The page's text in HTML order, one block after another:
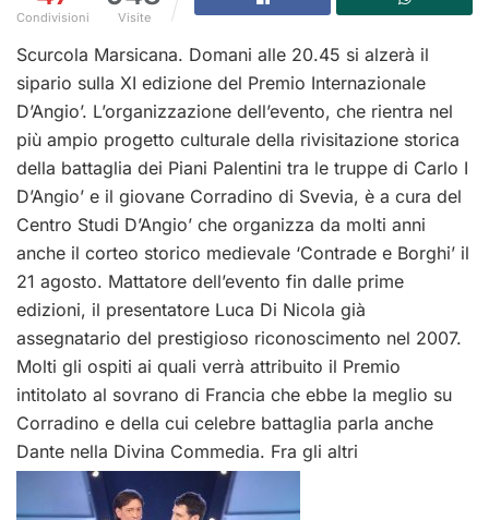
Condivisioni Visite
Scurcola Marsicana. Domani alle 20.45 si alzerà il
sipario sulla XI edizione del Premio Internazionale
D’Angio’. L’organizzazione dell’evento, che rientra nel
più ampio progetto culturale della rivisitazione storica
della battaglia dei Piani Palentini tra le truppe di Carlo I
D’Angio’ e il giovane Corradino di Svevia, è a cura del
Centro Studi D’Angio’ che organizza da molti anni
anche il corteo storico medievale ‘Contrade e Borghi’ il
21 agosto. Mattatore dell’evento fin dalle prime
edizioni, il presentatore Luca Di Nicola già
assegnatario del prestigioso riconoscimento nel 2007.
Molti gli ospiti ai quali verrà attribuito il Premio
intitolato al sovrano di Francia che ebbe la meglio su
Corradino e della cui celebre battaglia parla anche
Dante nella Divina Commedia. Fra gli altri